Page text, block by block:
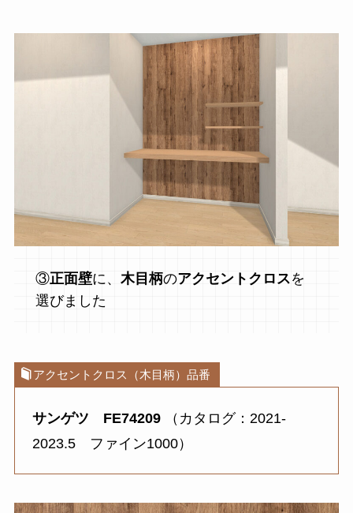
③正面壁に、 木目柄のアクセントクロスを
選びました
アクセントクロス（木目柄）品番
サンゲツ FE74209
（カタログ：2021-
2023.5 ファイン1000）